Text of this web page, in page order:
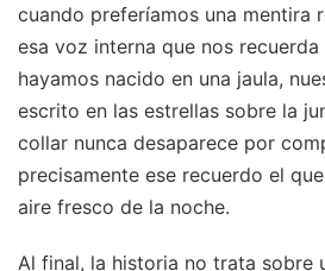
cuando preferíamos una mentira
esa voz interna que nos recuerda
hayamos nacido en una jaula,
escrito en las estrellas sobre la
collar nunca desaparece por
precisamente ese recuerdo el
aire fresco de la noche.
Al final, la historia no trata sobre